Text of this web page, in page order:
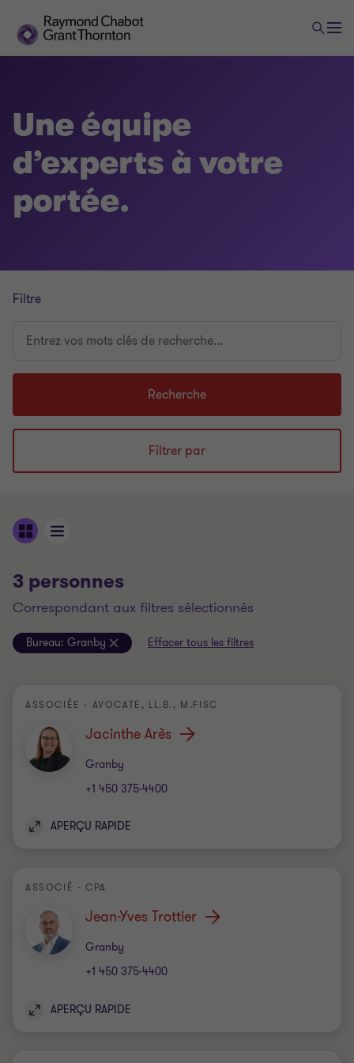
Une équipe
d’experts à votre
portée.
Filtre
Filtrer par
vos
recherche...
Recherche
3 personnes
correspondant aux filtres sélectionnés
Bureau: Granby Effacer tous les filtres
ASSOCIÉE - AVOCATE, LL.B., M.FISC
Jacinthe Arès
Granby
Bureau
+1 450 375-4400
APERÇU RAPIDE
ASSOCIÉ - CPA
Jean-Yves Trottier
Granby
Bureau
+1 450 375-4400
APERÇU RAPIDE